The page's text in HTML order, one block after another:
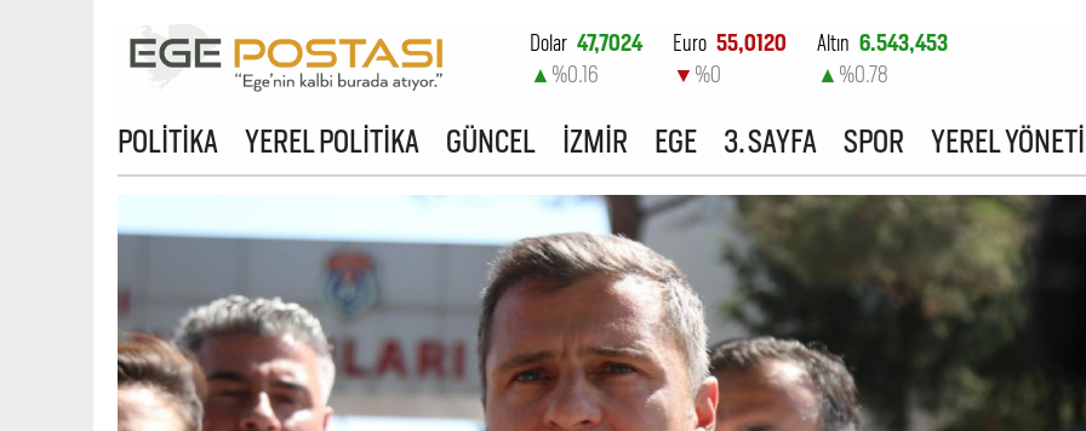
Dolar 47,7024
▲ %0.16
Euro 55,0120
▼ %0
Altın 6.543,453
▲ %0.78
%0
POLİTİKA YEREL POLİTİKA GÜNCEL İZMİR EGE 3. SAYFA SPOR YEREL